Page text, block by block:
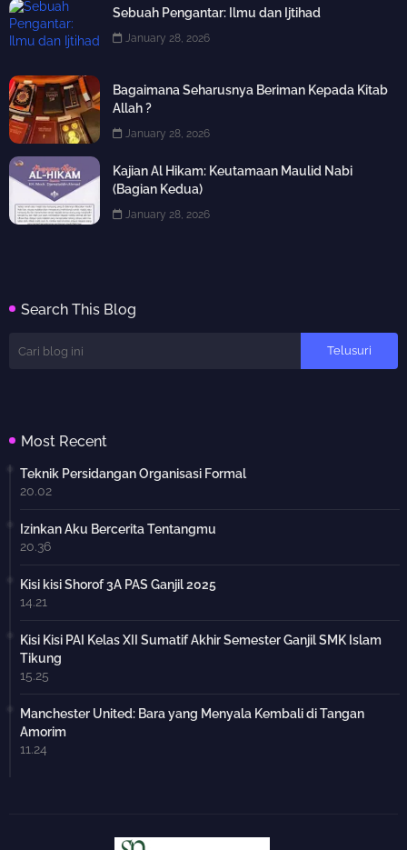
Sebuah Pengantar: Ilmu dan Ijtihad
January 28, 2026
Bagaimana Seharusnya Beriman Kepada Kitab
Allah ?
January 28, 2026
Kajian Al Hikam: Keutamaan Maulid Nabi
(Bagian Kedua)
January 28, 2026
Search This Blog
Most Recent
Teknik Persidangan Organisasi Formal
20.02
Izinkan Aku Bercerita Tentangmu
20.36
Kisi kisi Shorof 3A PAS Ganjil 2025
14.21
Kisi Kisi PAI Kelas XII Sumatif Akhir Semester Ganjil SMK Islam
Tikung
15.25
Manchester United: Bara yang Menyala Kembali di Tangan
Amorim
11.24